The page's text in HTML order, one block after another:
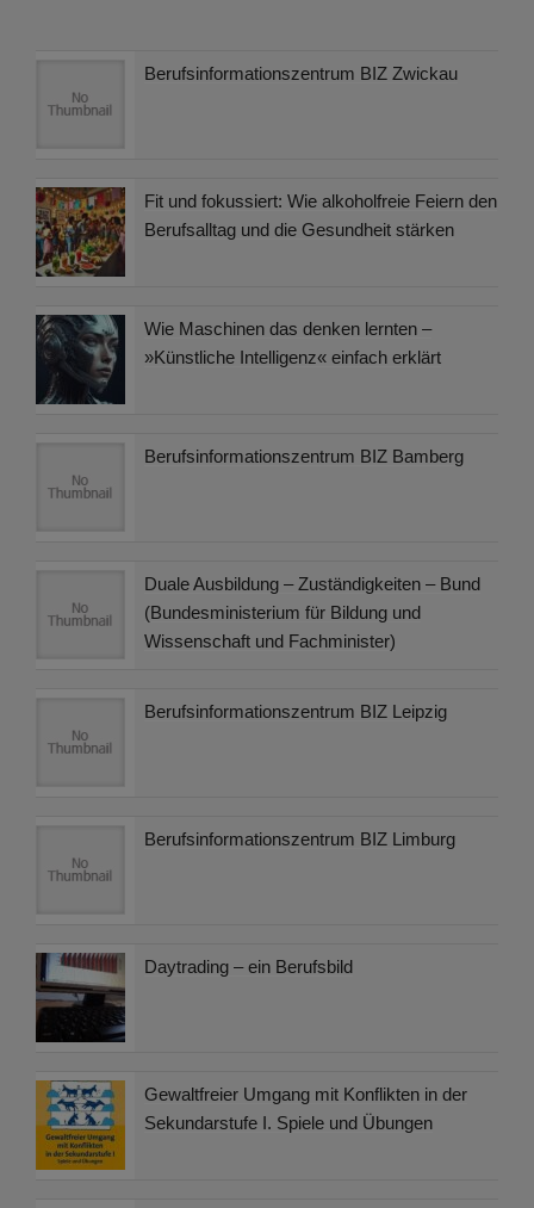
Berufsinformationszentrum BIZ Zwickau
Fit und fokussiert: Wie alkoholfreie Feiern den
Berufsalltag und die Gesundheit stärken
Wie Maschinen das denken lernten –
»Künstliche Intelligenz« einfach erklärt
Berufsinformationszentrum BIZ Bamberg
Duale Ausbildung – Zuständigkeiten – Bund
(Bundesministerium für Bildung und
Wissenschaft und Fachminister)
Berufsinformationszentrum BIZ Leipzig
Berufsinformationszentrum BIZ Limburg
Daytrading – ein Berufsbild
Gewaltfreier Umgang mit Konflikten in der
Sekundarstufe I. Spiele und Übungen